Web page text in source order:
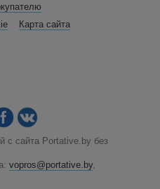
Карта сайта
с сайта Portative.by без
vopros@portative.by,